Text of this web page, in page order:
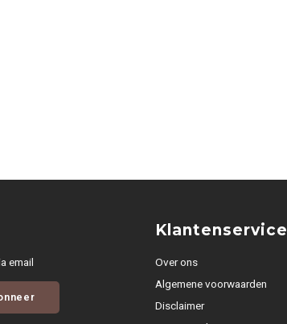
email
Klantenservice
Over ons
Algemene voorwaarden
Disclaimer